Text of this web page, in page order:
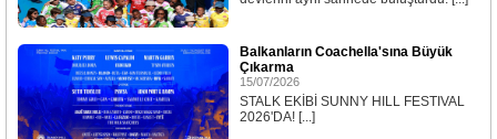
Balkanların Coachella'sına Büyük
Çıkarma
15/07/2026
STALK EKİBİ SUNNY HILL FESTIVAL
2026'DA! [...]